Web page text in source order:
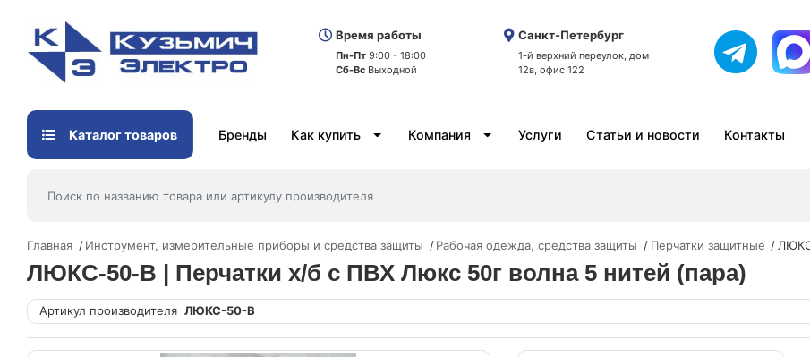
Время работы
Пн-Пт 9:00 - 18:00
Сб-Вс Выходной
Санкт-Петербург
1-й верхний переулок, дом
12в, офис 122
Каталог товаров Бренды Как купить Компания Услуги Статьи и новости Контакты
Главная Инструмент, измерительные приборы и средства защиты Рабочая одежда, средства защиты Перчатки защитные
ЛЮКС-50-В | Перчатки х/б с ПВХ Люкс 50г волна 5 нитей (пара)
Артикул производителя ЛЮКС-50-В